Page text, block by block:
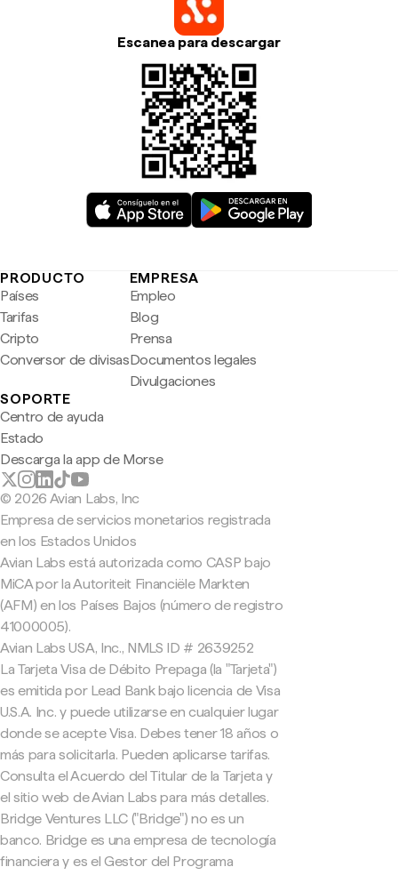
Escanea para descargar
PRODUCTO
Países
Tarifas
Cripto
Conversor de divisas
EMPRESA
Empleo
Blog
Prensa
Documentos legales
Divulgaciones
SOPORTE
Centro de ayuda
Estado
Descarga la app de Morse
© 2026 Avian Labs, Inc
Empresa de servicios monetarios registrada
en los Estados Unidos
Avian Labs está autorizada como CASP bajo
MiCA por la Autoriteit Financiële Markten
(AFM) en los Países Bajos (número de registro
41000005).
Avian Labs USA, Inc., NMLS ID # 2639252
La Tarjeta Visa de Débito Prepaga (la "Tarjeta")
es emitida por Lead Bank bajo licencia de Visa
U.S.A. Inc. y puede utilizarse en cualquier lugar
donde se acepte Visa. Debes tener 18 años o
más para solicitarla. Pueden aplicarse tarifas.
Consulta el Acuerdo del Titular de la Tarjeta y
el sitio web de Avian Labs para más detalles.
Bridge Ventures LLC ("Bridge") no es un
banco. Bridge es una empresa de tecnología
financiera y es el Gestor del Programa